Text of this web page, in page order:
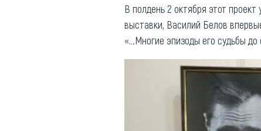
В полдень 2 октября этот
выставки, Василий Белов
«…Многие эпизоды его судьбы